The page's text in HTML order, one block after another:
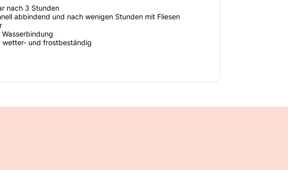
nach 3 Stunden
abbindend und nach wenigen Stunden mit Fliesen
Wasserbindung
wetter- und frostbeständig